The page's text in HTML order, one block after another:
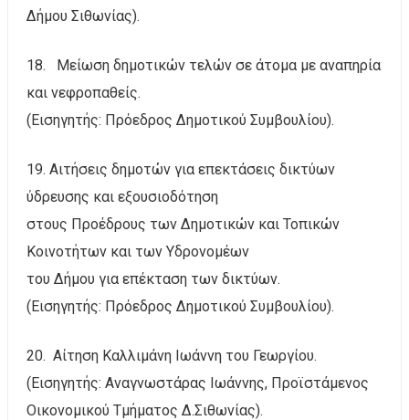
Δήμου Σιθωνίας).
18. Μείωση δημοτικών τελών σε άτομα με αναπηρία
και νεφροπαθείς.
(Εισηγητής: Πρόεδρος Δημοτικού Συμβουλίου).
19. Αιτήσεις δημοτών για επεκτάσεις δικτύων
ύδρευσης και εξουσιοδότηση
στους Προέδρους των Δημοτικών και Τοπικών
Κοινοτήτων και των Υδρονομέων
του Δήμου για επέκταση των δικτύων.
(Εισηγητής: Πρόεδρος Δημοτικού Συμβουλίου).
20. Αίτηση Καλλιμάνη Ιωάννη του Γεωργίου.
(Εισηγητής: Αναγνωστάρας Ιωάννης, Προϊστάμενος
Οικονομικού Τμήματος Δ.Σιθωνίας).